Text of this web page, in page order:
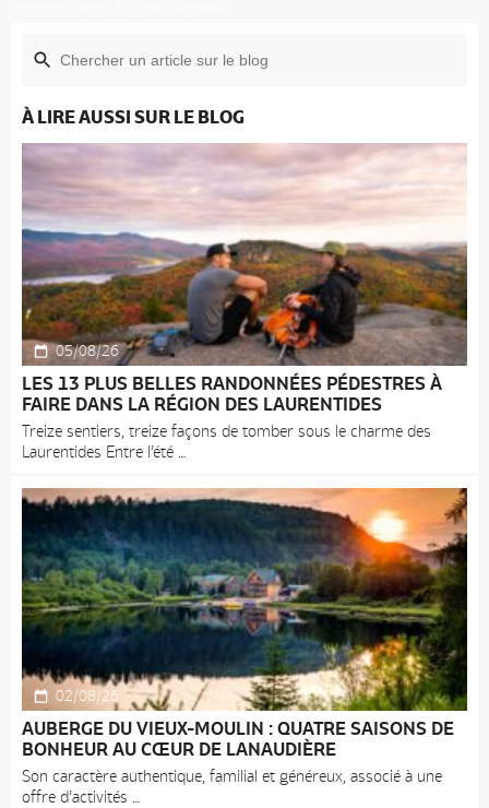
À LIRE AUSSI SUR LE BLOG
05/08/26
LES 13 PLUS BELLES RANDONNÉES PÉDESTRES À
FAIRE DANS LA RÉGION DES LAURENTIDES
Treize sentiers, treize façons de tomber sous le charme des
Laurentides Entre l’été
02/08/26
AUBERGE DU VIEUX-MOULIN : QUATRE SAISONS DE
BONHEUR AU CŒUR DE LANAUDIÈRE
Son caractère authentique, familial et généreux, associé à une
offre d’activités